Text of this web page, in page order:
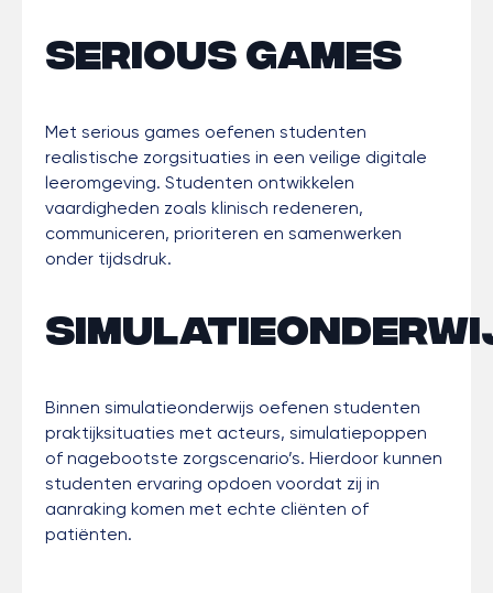
Serious games
Met serious games oefenen studenten
realistische zorgsituaties in een veilige digitale
leeromgeving. Studenten ontwikkelen
vaardigheden zoals klinisch redeneren,
communiceren, prioriteren en samenwerken
onder tijdsdruk.
Binnen simulatieonderwijs oefenen studenten
praktijksituaties met acteurs, simulatiepoppen
of nagebootste zorgscenario’s. Hierdoor kunnen
studenten ervaring opdoen voordat zij in
aanraking komen met echte cliënten of
patiënten.